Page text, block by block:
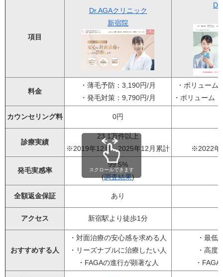
項目
Dr.AGAクリニック
新宿院
料金
・薄毛予防：3,190円/月
・発毛対策：9,790円/月
・ボリューム
・ボリューム
カウンセリング料 0円
診療実績
23.1万件以上
※2019年12月～2025年12月累計
※2022年
発毛実感率
99.5%
(調査結果)
全額返金保証 あり
アクセス 新宿駅より徒歩1分
おすすめする人
・対面治療の安心感を求める人
・リーズナブルに治療したい人
・FAGAの進行が顕著な人
・最低
・高度
・
スクロールできます